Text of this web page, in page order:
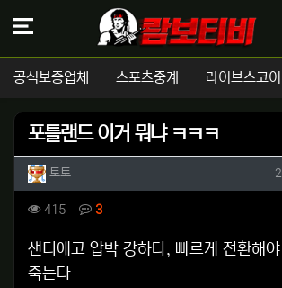
공식보증업체 스포츠중계 라이브스코어
포틀랜드 이거 뭐냐 ㅋㅋㅋ
작성자 정보
토토
컨텐츠 정보
415조회 3댓글
본문
샌디에고 압박 강하다, 빠르게 전환해
죽는다